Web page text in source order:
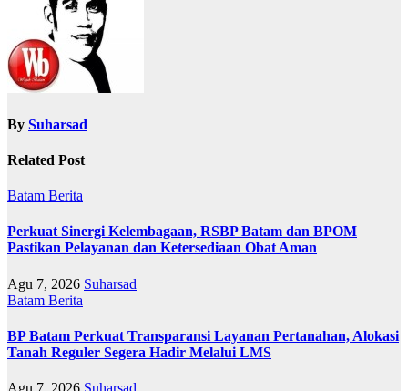
By Suharsad
Related Post
Batam Berita
Perkuat Sinergi Kelembagaan, RSBP Batam dan BPOM
Pastikan Pelayanan dan Ketersediaan Obat Aman
Agu 7, 2026 Suharsad
Batam Berita
BP Batam Perkuat Transparansi Layanan Pertanahan, Alokasi
Tanah Reguler Segera Hadir Melalui LMS